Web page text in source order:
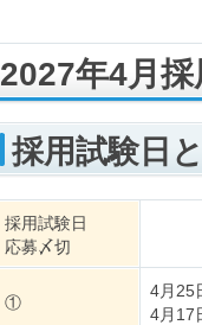
2027年4月
採用試験日
採用試験日
応募〆切
①
4月25
4月17